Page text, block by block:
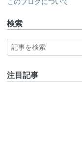
このブログについて
検索
注目記事